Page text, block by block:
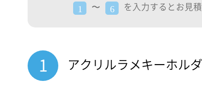
1 〜 6 を入力するとお見
1 アクリルラメキーホル